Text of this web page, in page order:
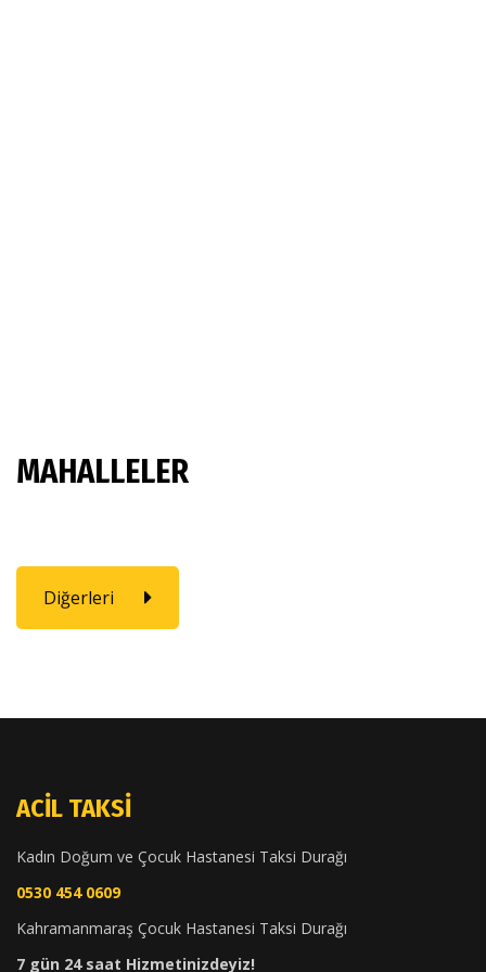
MAHALLELER
Diğerleri
ACIL TAKSI
Kadın Doğum ve Çocuk Hastanesi Taksi Durağı
0530 454 0609
Kahramanmaraş Çocuk Hastanesi Taksi Durağı
7 gün 24 saat Hizmetinizdeyiz!